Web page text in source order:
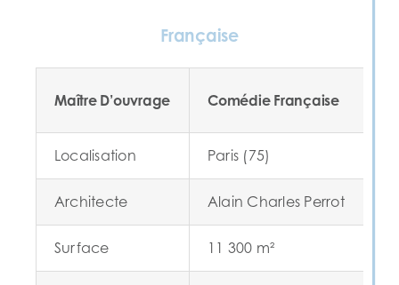
Française
Maître D’ouvrage Comédie Française
Localisation Paris (75)
Architecte Alain Charles Perrot
Surface 11 300 m²